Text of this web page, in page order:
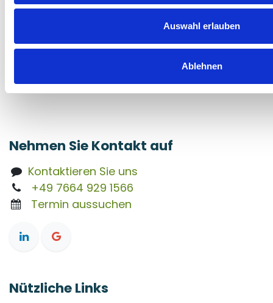
Auswahl erlauben
Ablehnen
Constant Change Consulting GmbH
Talhauser Str. 9
Nehmen Sie Kontakt auf
Kontaktieren Sie uns
+49 7664 929 1566
Termin aussuchen
Nützliche Links